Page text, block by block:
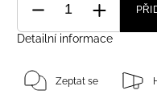
Detailní informace
Zeptat se